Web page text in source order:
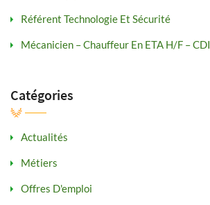
Référent Technologie Et Sécurité
Mécanicien – Chauffeur En ETA H/F – CDI
Catégories
Actualités
Métiers
Offres D'emploi